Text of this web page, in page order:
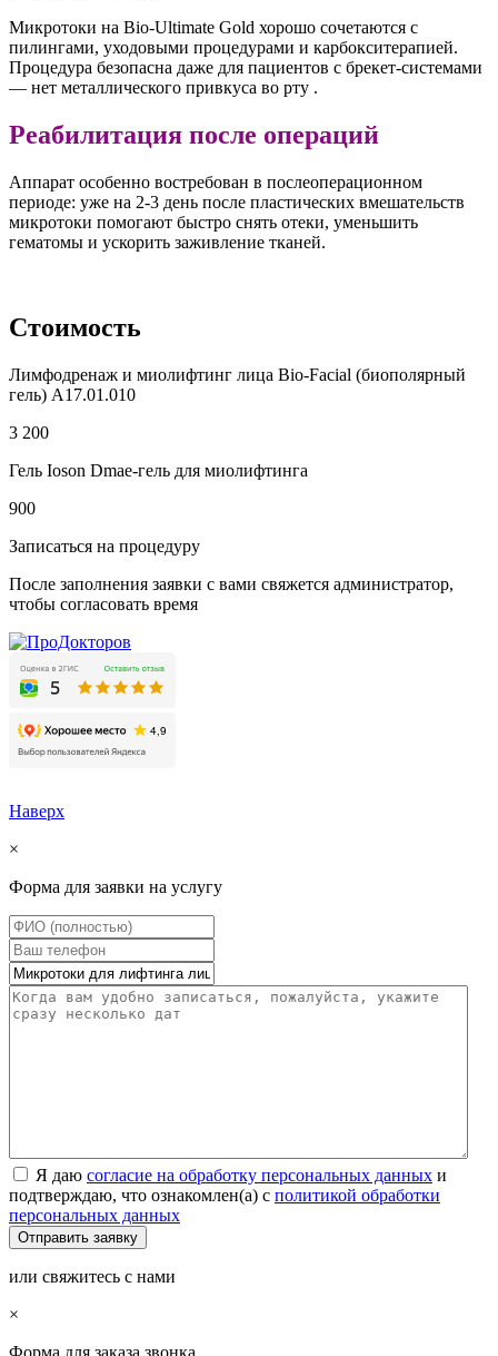
Микротоки на Bio-Ultimate Gold хорошо сочетаются с
пилингами, уходовыми процедурами и карбокситерапией.
Процедура безопасна даже для пациентов с брекет-системами
— нет металлического привкуса во рту .
Реабилитация после операций
Аппарат особенно востребован в послеоперационном
периоде: уже на 2-3 день после пластических вмешательств
микротоки помогают быстро снять отеки, уменьшить
гематомы и ускорить заживление тканей.
Стоимость
Лимфодренаж и миолифтинг лица Bio-Facial (биополярный
гель) А17.01.010
3 200
Гель Ioson Dmae-гель для миолифтинга
900
Записаться на процедуру
После заполнения заявки с вами свяжется администратор,
чтобы согласовать время
Наверх
×
Форма для заявки на услугу
Я даю согласие на обработку персональных данных и
подтверждаю, что ознакомлен(а) с политикой обработки
персональных данных
или свяжитесь с нами
×
Форма для заказа звонка